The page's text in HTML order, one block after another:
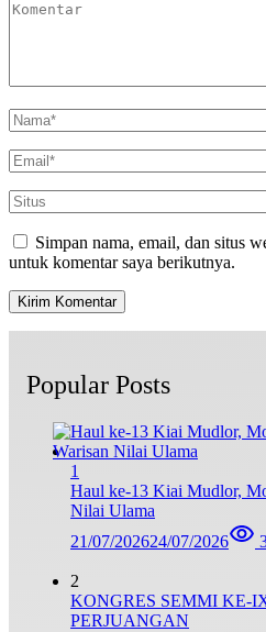
Simpan nama, email, dan situs
untuk komentar saya berikutnya.
Popular Posts
1
Haul ke-13 Kiai Mudlor,
Nilai Ulama
21/07/202624/07/2026
2
KONGRES SEMMI KE-
PERJUANGAN